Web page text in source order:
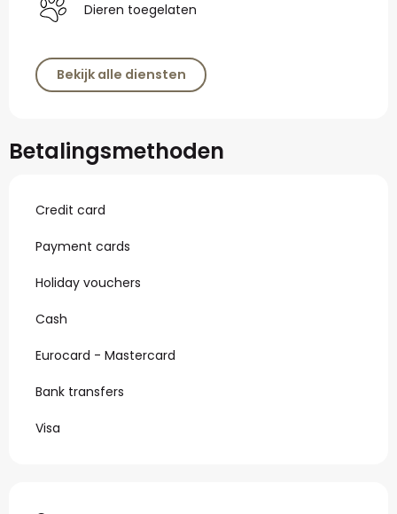
Dieren toegelaten
Bekijk alle diensten
Betalingsmethoden
Credit card
Payment cards
Holiday vouchers
Cash
Eurocard - Mastercard
Bank transfers
Visa